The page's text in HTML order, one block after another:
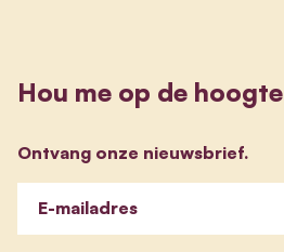
Hou me op de hoogte
Ontvang onze nieuwsbrief.
E-mailadres